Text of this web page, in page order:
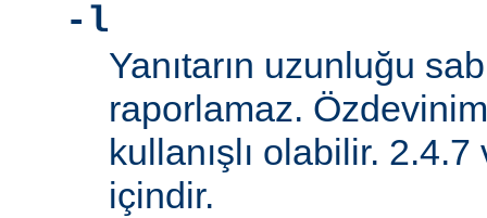
-l
Yanıtarın uzunluğu
raporlamaz.
kullanışlı olabilir.
içindir.